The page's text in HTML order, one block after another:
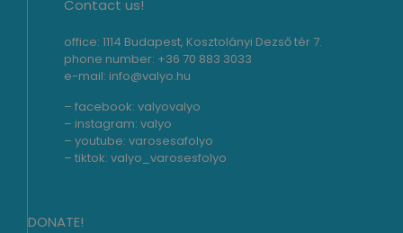
Contact us!
office: 1114 Budapest, Kosztolányi Dezső tér 7.
phone number: +36 70 883 3033
e-mail: info@valyo.hu
– facebook: valyovalyo
– instagram: valyo
– youtube: varosesafolyo
– tiktok: valyo_varosesfolyo
DONATE!